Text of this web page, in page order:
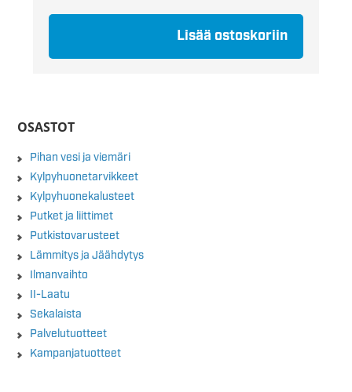
Lisää ostoskoriin
OSASTOT
Pihan vesi ja viemäri
Kylpyhuonetarvikkeet
Kylpyhuonekalusteet
Putket ja liittimet
Putkistovarusteet
Lämmitys ja Jäähdytys
Ilmanvaihto
II-Laatu
Sekalaista
Palvelutuotteet
Kampanjatuotteet